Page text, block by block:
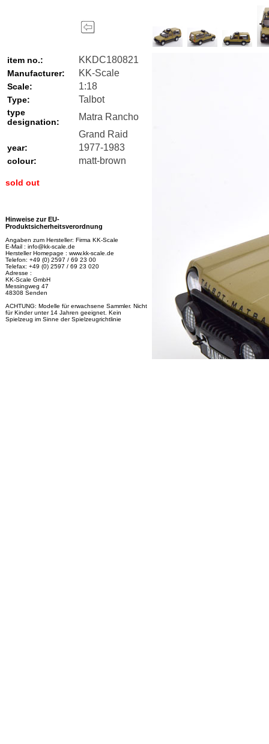
item no.: KKDC180821
Manufacturer: KK-Scale
Scale: 1:18
Type: Talbot
type
designation:
Matra Rancho
Grand Raid
year: 1977-1983
colour: matt-brown
sold out
Hinweise zur EU-
Produktsicherheitsverordnung
Angaben zum Hersteller: Firma KK-Scale
E-Mail : info@kk-scale.de
Hersteller Homepage : www.kk-scale.de
Telefon: +49 (0) 2597 / 69 23 00
Telefax: +49 (0) 2597 / 69 23 020
Adresse :
KK-Scale GmbH
Messingweg 47
48308 Senden
ACHTUNG: Modelle für erwachsene Sammler. Nicht
für Kinder unter 14 Jahren geeignet. Kein
Spielzeug im Sinne der Spielzeugrichtlinie